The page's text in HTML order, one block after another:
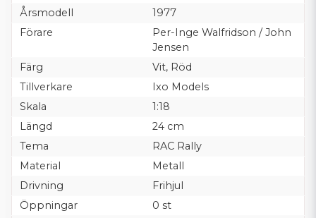
Årsmodell
1977
Förare
Per-Inge Walfridson / John
Jensen
Färg
Vit, Röd
Tillverkare
Ixo Models
Skala
1:18
Längd
24 cm
Tema
RAC Rally
Material
Metall
Drivning
Frihjul
Öppningar
0 st